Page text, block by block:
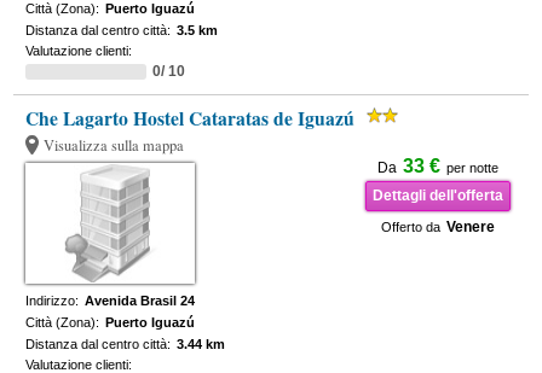
Città (Zona): Puerto Iguazú
Distanza dal centro città: 3.5 km
Valutazione clienti:
0/ 10
Che Lagarto Hostel Cataratas de Iguazú
Visualizza sulla mappa
Da 33 € per notte
Dettagli dell'offerta
Offerto da Venere
Indirizzo: Avenida Brasil 24
Città (Zona): Puerto Iguazú
Distanza dal centro città: 3.44 km
Valutazione clienti: